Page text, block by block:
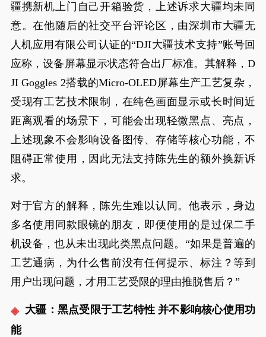
疆携新机上门自己开箱验货，上述诉求大疆均未同
意。在他随后的社交平台评论区，由深圳市大疆无
人机应用有限公司认证的“DJI大疆技术支持”账号回
应称，设备屏幕显示状态符合出厂标准。其解释，D
JI Goggles 2搭载的Micro-OLED屏幕生产工艺复杂，
受现有工艺技术限制，在纯色画面显示或长时间近
距离观看的场景下，可能会出现轻微黑点、亮点，
上述现象不会影响设备图传、存储等核心功能，不
阻碍正常使用，因此无法支持陈先生的额外换新诉
求。
对于官方的解释，陈先生难以认同。他表示，身边
多名使用同款眼镜的朋友，即便使用的是过保二手
机设备，也从未出现此类黑点问题。“如果是普遍的
工艺通病，为什么售前没有任何提示、标注？等到
用户出现问题，才用工艺受限的理由推脱售后？”
大疆：黑点受限于工艺特性 并不影响核心使用功
能